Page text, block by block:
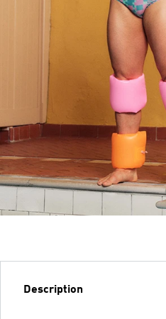
Description